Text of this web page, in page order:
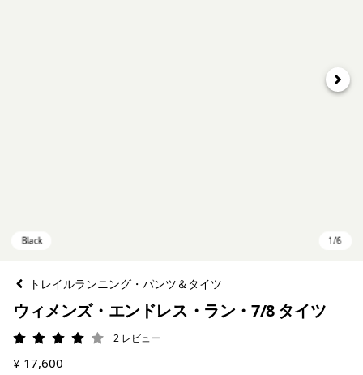
次へ
トレイルランニング・パンツ＆タイツ
ウィメンズ・エンドレス・ラン・7/8 タイツ
評価: 4 / 5 2 レビュー
¥ 17,600